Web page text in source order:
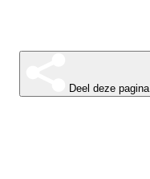
Deel deze pagina